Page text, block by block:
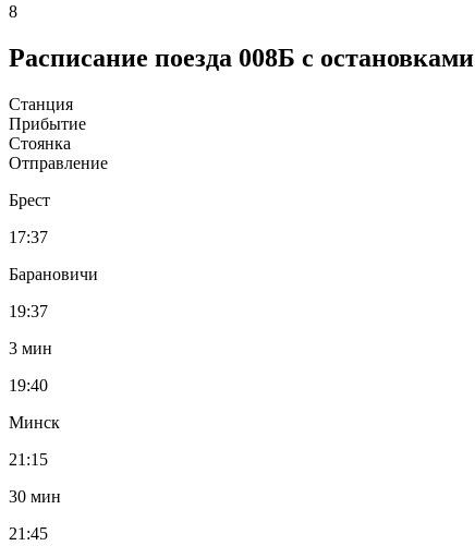
8
Расписание поезда 008Б с остановками
Станция
Прибытие
Стоянка
Отправление
Брест
17:37
Барановичи
19:37
3 мин
19:40
Минск
21:15
30 мин
21:45